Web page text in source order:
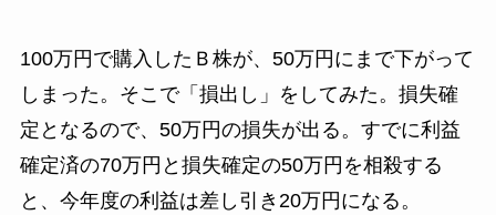
100万円で購入したＢ株が、50万円にまで下がって
しまった。そこで「損出し」をしてみた。損失確
定となるので、50万円の損失が出る。すでに利益
確定済の70万円と損失確定の50万円を相殺する
と、今年度の利益は差し引き20万円になる。